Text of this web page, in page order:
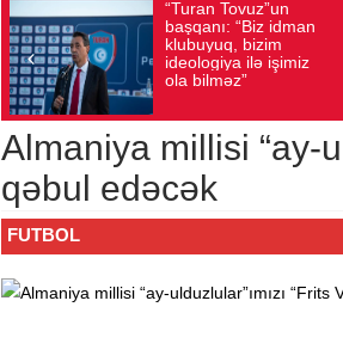
başqanı: “Biz idman
klubuyuq, bizim
ideologiya ilə işimiz
ola bilməz”
Baxış sayı: 194 Avqust 05, 2026
Almaniya millisi “ay-
qəbul edəсək
FUTBOL